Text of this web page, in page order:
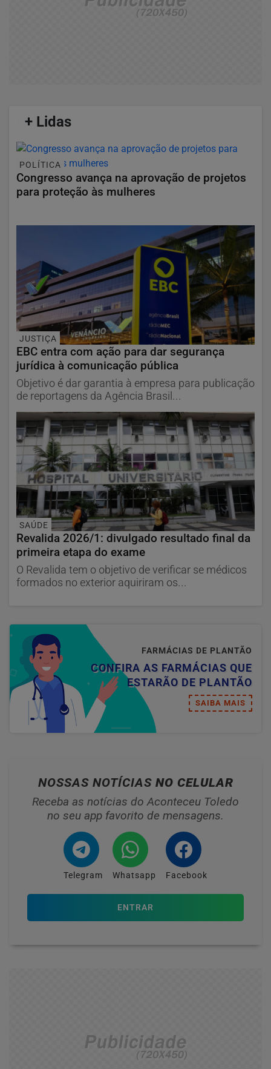
+ Lidas
POLÍTICA
Congresso avança na aprovação de projetos
para proteção às mulheres
JUSTIÇA
EBC entra com ação para dar segurança
jurídica à comunicação pública
Objetivo é dar garantia à empresa para publicação
de reportagens da Agência Brasil...
SAÚDE
Revalida 2026/1: divulgado resultado final da
primeira etapa do exame
O Revalida tem o objetivo de verificar se médicos
formados no exterior aquiriram os...
FARMÁCIAS DE PLANTÃO
CONFIRA AS FARMÁCIAS QUE
ESTARÃO DE PLANTÃO
SAIBA MAIS
NOSSAS NOTÍCIAS NO CELULAR
Receba as notícias do Aconteceu Toledo
no seu app favorito de mensagens.
Telegram Whatsapp Facebook
ENTRAR